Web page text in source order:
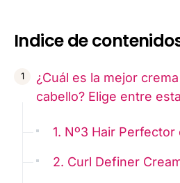
Indice de
¿Cuál es la mejor
cabello? Elige entre
1. Nº3 Hair Perfector
2. Curl Definer